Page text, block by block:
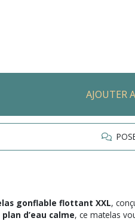
AJOUTER
gonflable flottant XXL,
d’eau calme, ce matelas